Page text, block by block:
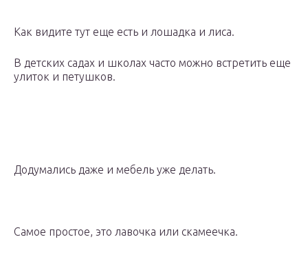
Как видите тут еще есть и лошадка и лиса.
В детских садах и школах часто можно встретить еще
улиток и петушков.
Додумались даже и мебель уже делать.
Самое простое, это лавочка или скамеечка.